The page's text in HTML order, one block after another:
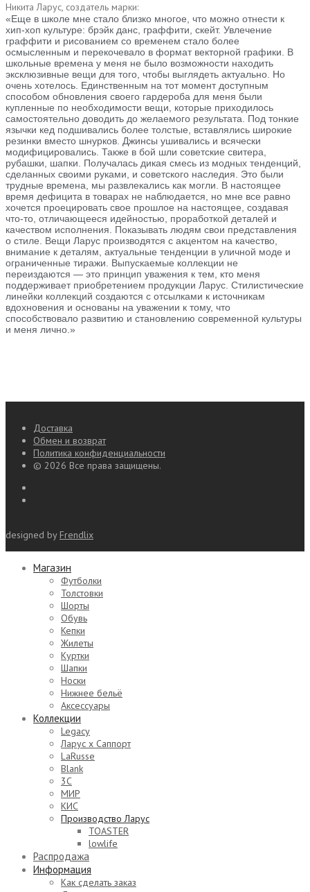
Никита Ларус, создатель марки:
«Еще в школе мне стало близко многое, что можно отнести к
хип-хоп культуре: брэйк данс, граффити, скейт. Увлечение
граффити и рисованием со временем стало более
осмысленным и перекочевало в формат векторной графики. В
школьные времена у меня не было возможности находить
эксклюзивные вещи для того, чтобы выглядеть актуально. Но
очень хотелось. Единственным на тот момент доступным
способом обновления своего гардероба для меня были
купленные по необходимости вещи, которые приходилось
самостоятельно доводить до желаемого результата. Под тонкие
язычки кед подшивались более толстые, вставлялись широкие
резинки вместо шнурков. Джинсы ушивались и всячески
модифицировались. Также в бой шли советские свитера,
рубашки, шапки. Получалась дикая смесь из модных тенденций,
сделанных своими руками, и советского наследия. Это были
трудные времена, мы развлекались как могли. В настоящее
время дефицита в товарах не наблюдается, но мне все равно
хочется проецировать свое прошлое на настоящее, создавая
что-то, отличающееся идейностью, проработкой деталей и
качеством исполнения. Показывать людям свои представления
о стиле. Вещи Ларус производятся с акцентом на качество,
внимание к деталям, актуальные тенденции в уличной моде и
ограниченные тиражи. Выпускаемые коллекции не
переиздаются — это принцип уважения к тем, кто меня
поддерживает приобретением продукции Ларус. Стилистические
линейки коллекций создаются с отсылками к источникам
вдохновения и основаны на уважении к тому, что
способствовало развитию и становлению современной культуры
и меня лично.»
Доставка
Обмен и возврат
Политика конфиденциальности
© 2026 Все права защищены.
designed by Frendlix
Магазин
Футболки
Толстовки
Шорты
Обувь
Кепки
Жилеты
Куртки
Шапки
Носки
Нижнее бельё
Аксессуары
Коллекции
Legacy
Ларус х Саппорт
LaRusse
Blank
3C
МИР
КИС
Производство Ларус
TOASTER
lowlife
Распродажа
Информация
Как сделать заказ